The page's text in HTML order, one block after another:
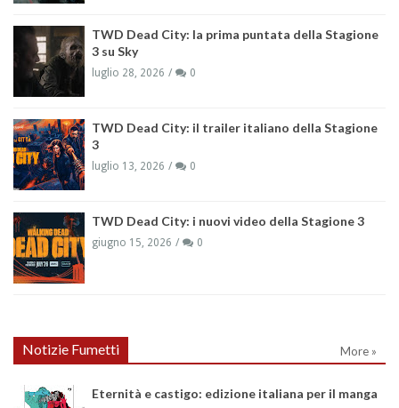
TWD Dead City: la prima puntata della Stagione
3 su Sky
luglio 28, 2026 0
TWD Dead City: il trailer italiano della Stagione
3
luglio 13, 2026 0
TWD Dead City: i nuovi video della Stagione 3
giugno 15, 2026 0
Notizie Fumetti More »
Eternità e castigo: edizione italiana per il manga